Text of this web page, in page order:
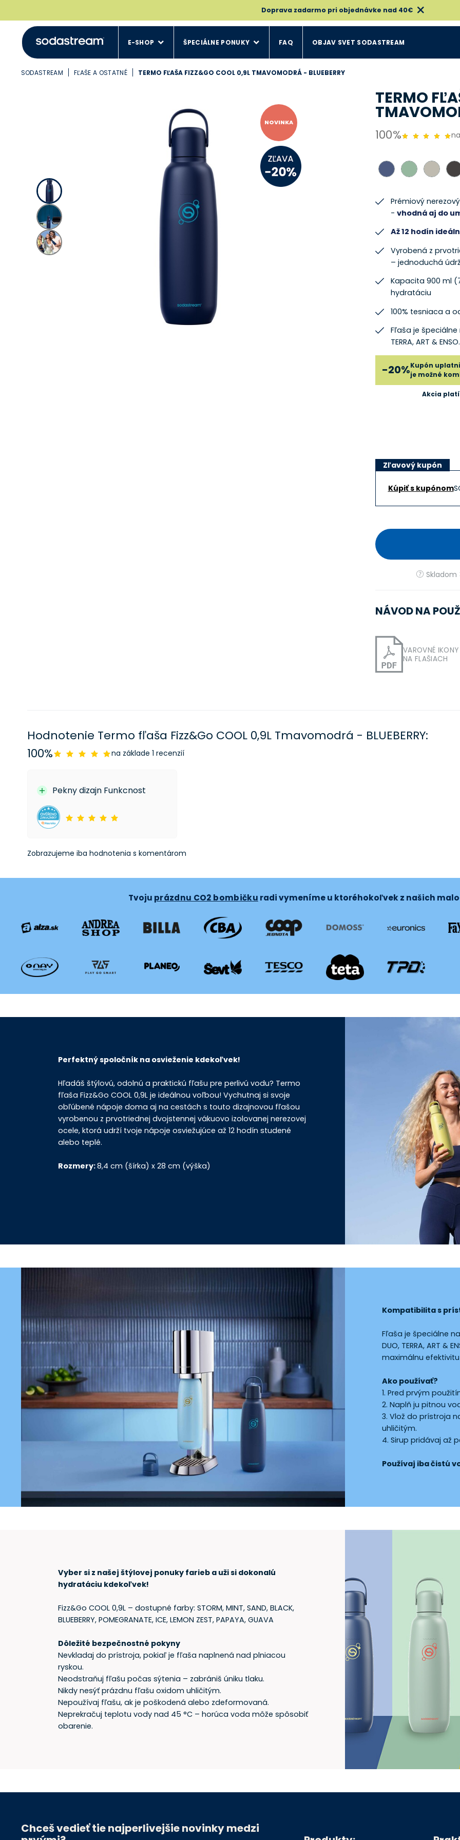
E-SHOP ŠPECIÁLNE PONUKY FAQ OBJAV SVET SODASTREAM
Doprava zadarmo pri objednávke nad 40€
SODASTREAM FĽAŠE A OSTATNÉ TERMO FĽAŠA FIZZ&GO COOL 0,9L TMAVOMODRÁ - BLUEBERRY
NOVINKA
TERMO
100%
Prémiový
- vhodná aj do
Až 12 hodín
Vyrobená z
– jednoduchá
Kapacita 900 ml
hydratáciu
100% tesniaca a
Fľaša je špeciálne
TERRA, ART & ENSO.
-20%Kupón
je možné
Akcia platí
Zľavový kupón
Kúpiť s kupónom
Skladom
NÁVOD NA
VAROVNÉ IKONY
NA FLAŠIACH
Hodnotenie Termo fľaša Fizz&Go COOL 0,9L Tmavomodrá - BLUEBERRY:
100%
na základe 1 recenzií
Pekny dizajn Funkcnost
Zobrazujeme iba hodnotenia s komentárom
Tvoju prázdnu CO2 bombičku radi vymeníme u ktoréhokoľvek z našich
Perfektný spoločník na osvieženie kdekoľvek!
Hľadáš štýlovú, odolnú a praktickú fľašu pre perlivú vodu? Termo
fľaša Fizz&Go COOL 0,9L je ideálnou voľbou! Vychutnaj si svoje
obľúbené nápoje doma aj na cestách s touto dizajnovou fľašou
vyrobenou z prvotriednej dvojstennej vákuovo izolovanej nerezovej
ocele, ktorá udrží tvoje nápoje osviežujúce až 12 hodín studené
alebo teplé.
Rozmery:8,4 cm (šírka) x 28 cm (výška)
Kompatibilita s
Fľaša je špeciálne
DUO, TERRA, ART
maximálnu
Ako používať?
1. Pred prvým
2. Naplň ju pitnou
3. Vlož do prístroja
uhličitým.
4. Sirup pridávaj až
Používaj iba čistú
Vyber si z našej štýlovej ponuky farieb a uži si dokonalú
hydratáciu kdekoľvek!
Fizz&Go COOL 0,9L – dostupné farby: STORM, MINT, SAND, BLACK,
BLUEBERRY, POMEGRANATE, ICE, LEMON ZEST, PAPAYA, GUAVA
Dôležité bezpečnostné pokyny
Nevkladaj do prístroja, pokiaľ je fľaša naplnená nad plniacou
ryskou.
Neodstraňuj fľašu počas sýtenia – zabrániš úniku tlaku.
Nikdy nesýť prázdnu fľašu oxidom uhličitým.
Nepoužívaj fľašu, ak je poškodená alebo zdeformovaná.
Neprekračuj teplotu vody nad 45 °C – horúca voda môže spôsobiť
obarenie.
Chceš vedieť tie najperlivejšie novinky medzi